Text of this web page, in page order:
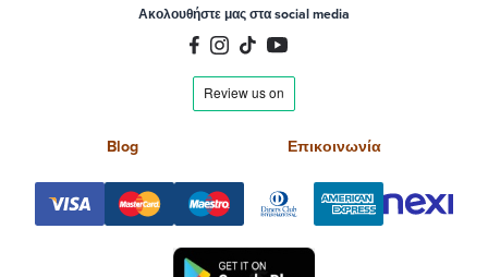
Ακολουθήστε μας στα social media
Blog Επικοινωνία